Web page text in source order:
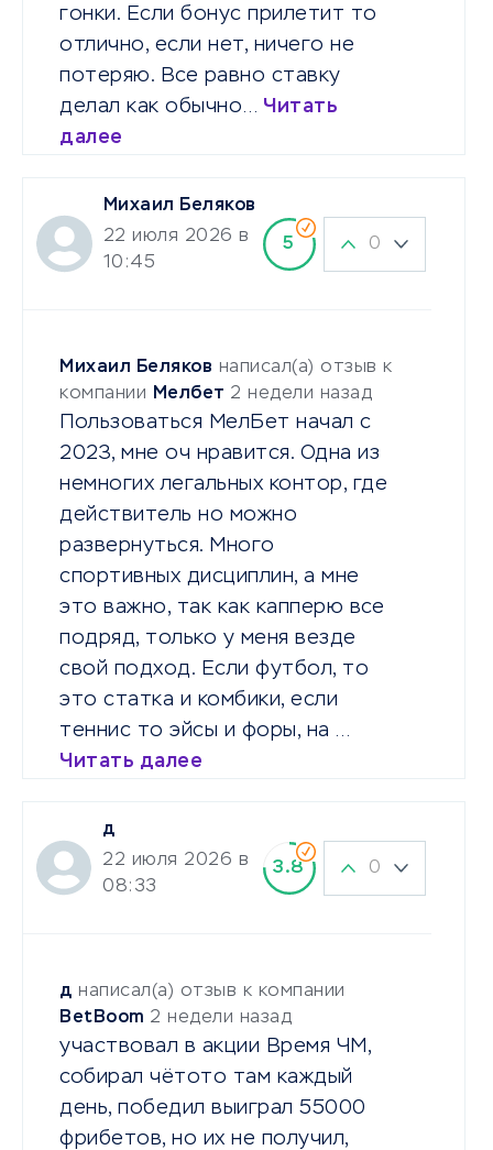
гонки. Если бонус прилетит то
отлично, если нет, ничего не
потеряю. Все равно ставку
делал как обычно… Читать
далее
Михаил Беляков
22 июля 2026 в
10:45
5 0
Михаил Беляков написал(а) отзыв к
компании Мелбет 2 недели назад
Пользоваться МелБет начал с
2023, мне оч нравится. Одна из
немногих легальных контор, где
действитель но можно
развернуться. Много
спортивных дисциплин, а мне
это важно, так как капперю все
подряд, только у меня везде
свой подход. Если футбол, то
это статка и комбики, если
теннис то эйсы и форы, на …
Читать далее
д
22 июля 2026 в
08:33
3.8 0
д написал(а) отзыв к компании
BetBoom 2 недели назад
участвовал в акции Время ЧМ,
собирал чётото там каждый
день, победил выиграл 55000
фрибетов, но их не получил,